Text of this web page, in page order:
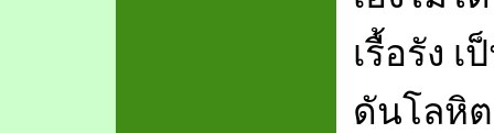
เรื้อรัง
ดันโลหิ